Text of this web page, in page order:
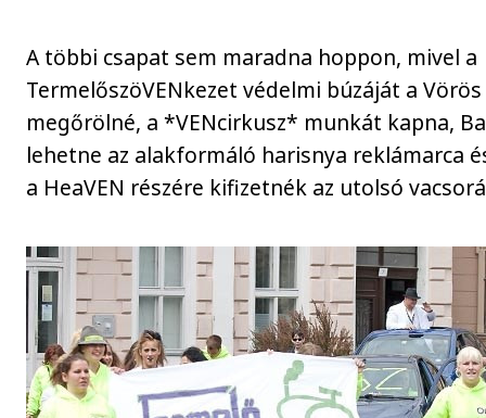
A többi csapat sem maradna hoppon, mivel a
TermelőszöVENkezet védelmi búzáját a
megőrölné, a *VENcirkusz* munkát kapna,
lehetne az alakformáló harisnya reklámarca
a HeaVEN részére kifizetnék az utolsó